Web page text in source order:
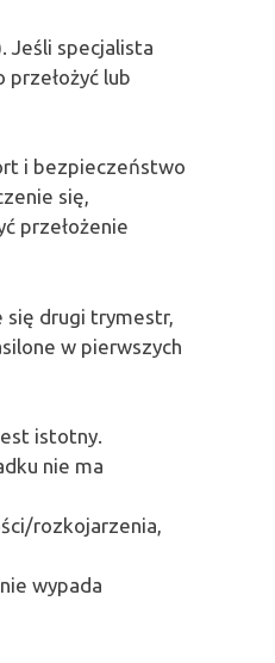
Jeśli specjalista
lub
i bezpieczeństwo
się,
przełożenie
się drugi trymestr,
w pierwszych
istotny.
nie ma
rozkojarzenia,
wypada